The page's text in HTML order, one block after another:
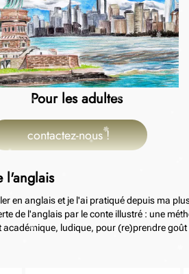
Pour les adultes
contactez-nous !
l'anglais
en anglais et je l'ai pratiqué depuis ma
de l'anglais par le conte illustré : une
ludique, pour (re)prendre goût